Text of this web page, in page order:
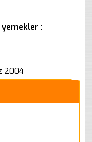
yemekler :
2004